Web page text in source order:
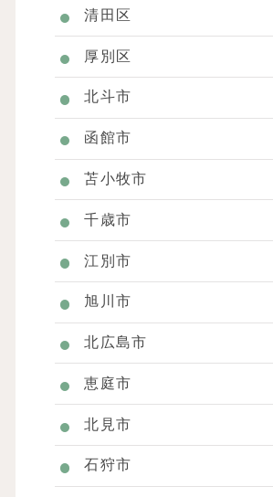
清田区
厚別区
北斗市
函館市
苫小牧市
千歳市
江別市
旭川市
北広島市
恵庭市
北見市
石狩市